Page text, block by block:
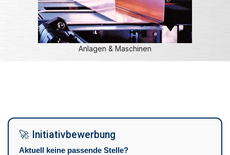
Anlagen & Maschinen
🚀 Initiativbewerbung
Aktuell keine passende Stelle?